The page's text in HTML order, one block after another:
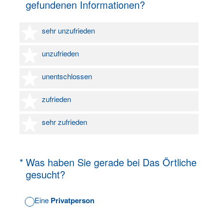
gefundenen Informationen?
sehr unzufrieden
1 Stern
unzufrieden
2 Sterne
unentschlossen
3 Sterne
zufrieden
4 Sterne
sehr zufrieden
5 Sterne
* Was haben Sie gerade bei Das Örtliche
gesucht?
(Erforderlich.)
Eine Privatperson